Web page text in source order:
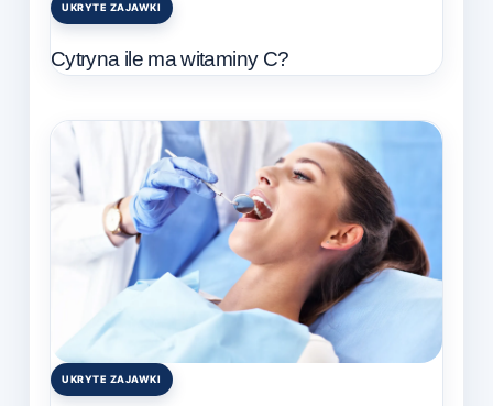
Posted
UKRYTE ZAJAWKI
Cytryna ile ma witaminy C?
Posted
UKRYTE ZAJAWKI